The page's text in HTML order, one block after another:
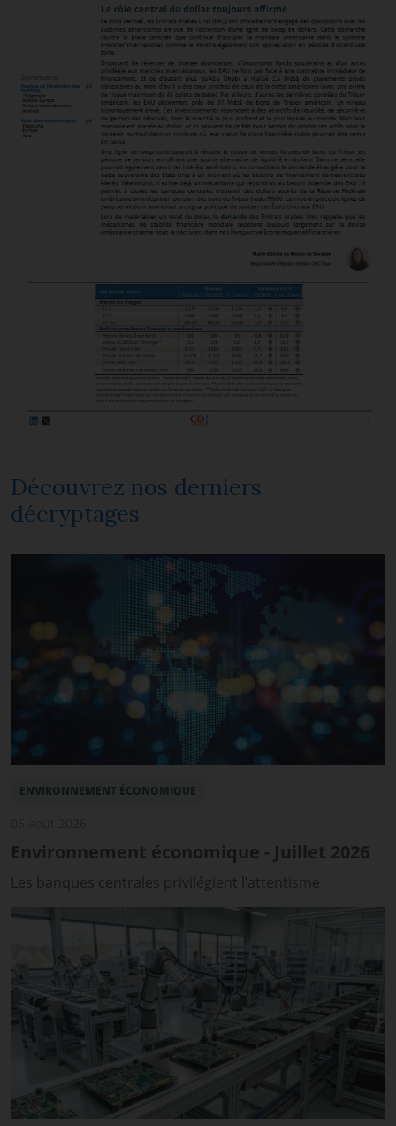
Découvrez nos derniers
décryptages
ENVIRONNEMENT ÉCONOMIQUE
Environnement économique - Juillet 2026
Les banques centrales privilégient l’attentisme